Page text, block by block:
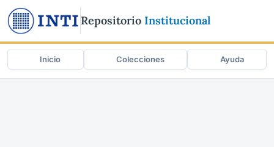
Repositorio Institucional
Inicio Colecciones Ayuda